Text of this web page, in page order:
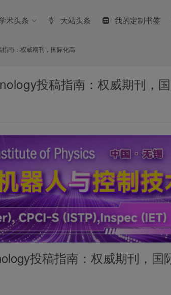
术头条 大站头条 我的定制书签
南：权威期刊，国际化高
投稿指南：权威期刊，
投稿指南：权威期刊，国